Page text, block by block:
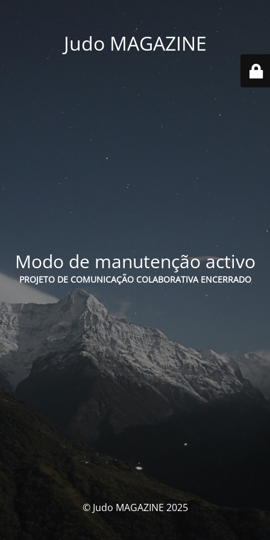
Judo MAGAZINE
Modo de manutenção activo
PROJETO DE COMUNICAÇÃO COLABORATIVA ENCERRADO
© Judo MAGAZINE 2025